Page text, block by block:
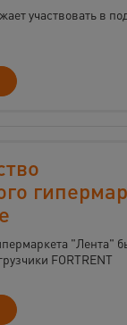
участвовать в
"Лента"
FORTRENT